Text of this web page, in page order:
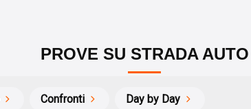
PROVE SU STRADA AUTO
Confronti Day by Day